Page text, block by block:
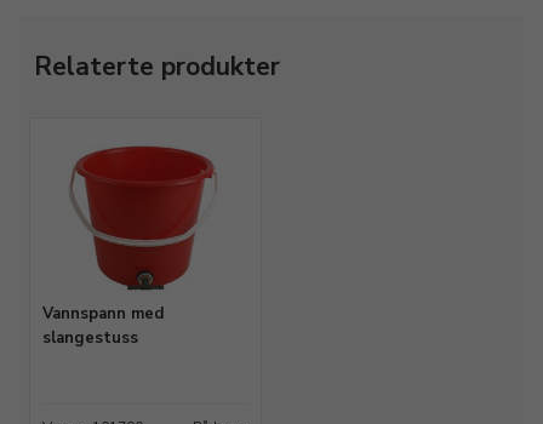
Relaterte produkter
Vannspann med
slangestuss